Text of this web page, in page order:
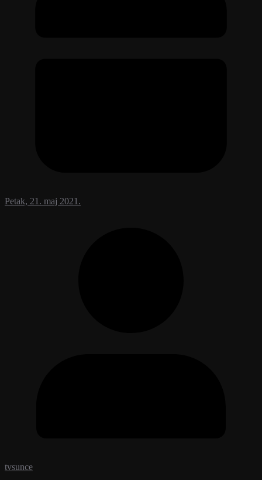
Petak, 21. maj 2021.
tvsunce